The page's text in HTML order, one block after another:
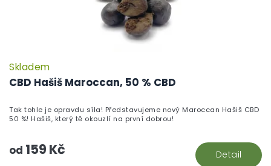
CBD Hašiš Maroccan, 50 % CBD
Skladem
od 159 Kč Detail
Tak tohle je opravdu síla! Představujeme nový Maroccan Hašiš CBD
50 %! Hašiš, který tě okouzlí na první dobrou!